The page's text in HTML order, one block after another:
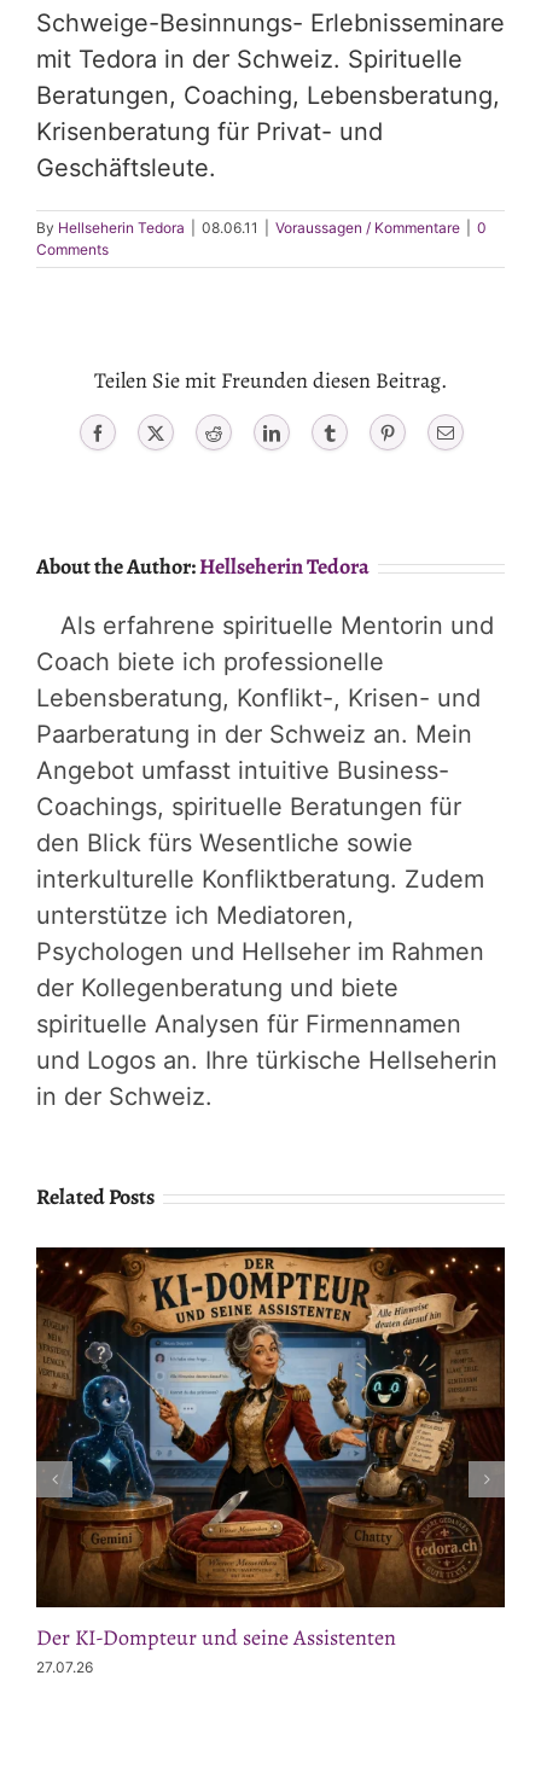
Schweige-Besinnungs- Erlebnisseminare
mit Tedora in der Schweiz. Spirituelle
Beratungen, Coaching, Lebensberatung,
Krisenberatung für Privat- und
Geschäftsleute.
By Hellseherin Tedora 08.06.11 Voraussagen / Kommentare
0
Comments
Teilen Sie mit Freunden diesen Beitrag.
Facebook X Reddit LinkedIn Tumblr PinterestEmail
About the Author:Hellseherin Tedora
Als erfahrene spirituelle Mentorin und
Coach biete ich professionelle
Lebensberatung, Konflikt-, Krisen- und
Paarberatung in der Schweiz an. Mein
Angebot umfasst intuitive Business-
Coachings, spirituelle Beratungen für
den Blick fürs Wesentliche sowie
interkulturelle Konfliktberatung. Zudem
unterstütze ich Mediatoren,
Psychologen und Hellseher im Rahmen
der Kollegenberatung und biete
spirituelle Analysen für Firmennamen
und Logos an. Ihre türkische Hellseherin
in der Schweiz.
Related Posts
Der KI-Dompteur und seine Assistenten
27.07.26